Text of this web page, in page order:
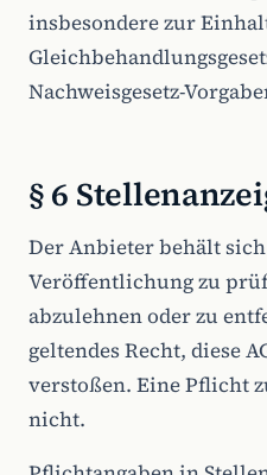
insbesondere zur
Nachweisgesetz-
§ 6
Der Anbieter behält
Veröffentlichung zu
abzulehnen oder zu
geltendes Recht, diese
verstoßen. Eine Pflicht
nicht.